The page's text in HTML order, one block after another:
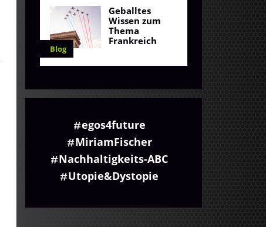
Blog
Geballtes
Wissen zum
Thema
Frankreich
egos4future
MiriamFischer
Nachhaltigkeits-ABC
Utopie&Dystopie